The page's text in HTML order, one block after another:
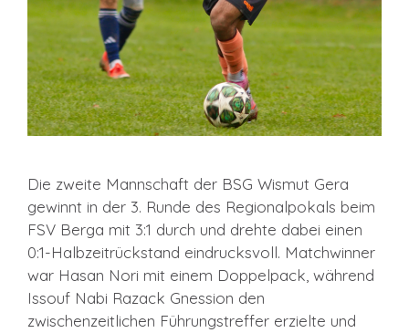
Die zweite Mannschaft der BSG Wismut Gera
gewinnt in der 3. Runde des Regionalpokals beim
FSV Berga mit 3:1 durch und drehte dabei einen
0:1-Halbzeitrückstand eindrucksvoll. Matchwinner
war Hasan Nori mit einem Doppelpack, während
Issouf Nabi Razack Gnession den
zwischenzeitlichen Führungstreffer erzielte und